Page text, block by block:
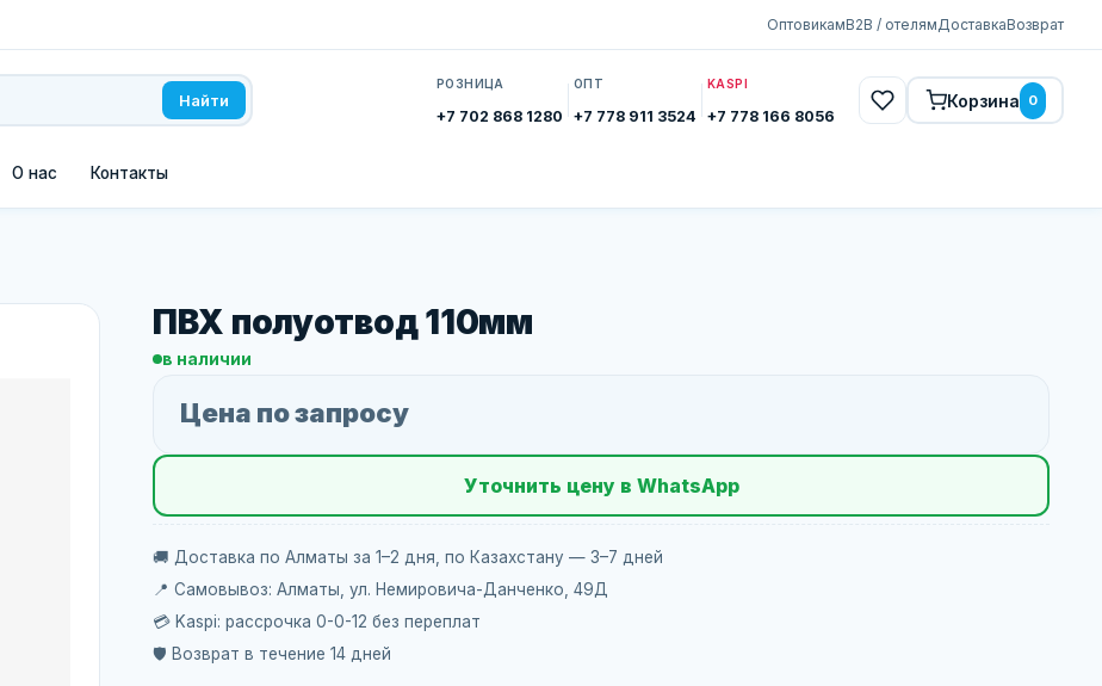
ОптовикамB2B / отелямДоставкаВозврат
Найти
РОЗНИЦА
+7 702 868 1280
ОПТ
+7 778 911 3524
KASPI
+7 778 166 8056
Корзина 0
О нас Контакты
ПВХ полуотвод 110мм
в наличии
Цена по запросу
Уточнить цену в WhatsApp
🚚 Доставка по Алматы за 1–2 дня, по Казахстану — 3–7 дней
📍 Самовывоз: Алматы, ул. Немировича-Данченко, 49Д
💳 Kaspi: рассрочка 0-0-12 без переплат
🛡️ Возврат в течение 14 дней